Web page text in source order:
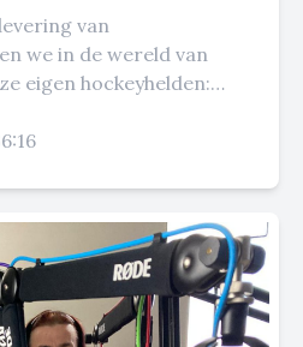
van
we in de wereld van
eigen hockeyhelden:
Lana (8).Samen...